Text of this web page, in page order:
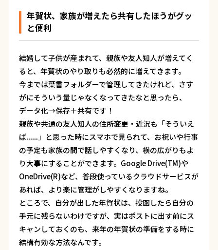
年賀状、家族が増えたら共有したほうがグッ
と便利
結婚して子供が産まれて、親族や友人知人が増えてく
ると、年賀状のやり取りも必然的に増えてきます。
今までは葉書フォルダーで管理してきたけれど、さす
がにそういう量じゃなくなってきたなと思ったら、
データ化→保存＋共有です！
親族や共通の友人知人の住所変更・近況も「そういえ
ば......」と思った時にスマホで見られて、お祝いや行事
の予定も家族の間で話しやすくなり、横の広がりもよ
り大事にすることができます。Google Drive(TM)や
OneDrive(R)など、普段使っているクラウドサービスが
あれば、より楽に管理がしやすくなりますね。
ところで、自分が出した年賀状は、投函したら自分の
手元に残らないわけですが、実はポストに出す前にス
キャンしておくのも、来年の年賀状の準備をする時に
結構有効な方法なんです。